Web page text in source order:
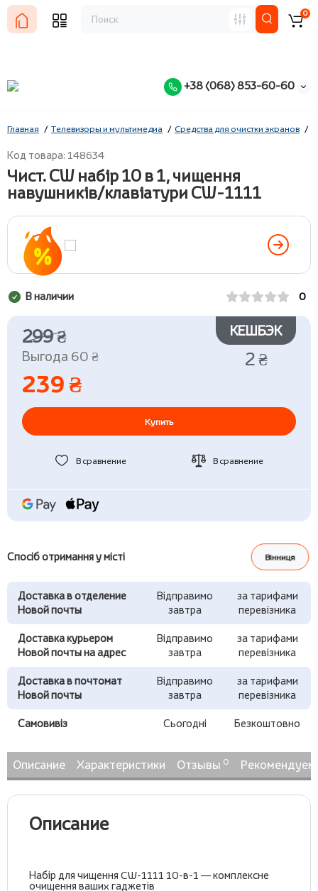
+38 (068) 853-60-60
0
Главная Телевизоры и мультимедиа Средства для очистки экранов
Код товара: 148634
Чист. CW набір 10 в 1, чищення
навушників/клавіатури CW-1111
В наличии 0
299 ₴
Выгода 60 ₴
239 ₴
КЕШБЭК
2 ₴
Купить
В сравнение В сравнение
Спосіб отримання у місті Вінниця
Доставка в отделение
Новой почты
Відправимо
завтра
за тарифами
перевізника
Доставка курьером
Новой почты на адрес
Відправимо
завтра
за тарифами
перевізника
Доставка в почтомат
Новой почты
Відправимо
завтра
за тарифами
перевізника
Самовивіз Сьогодні Безкоштовно
Описание Характеристики Отзывы 0
Описание
Набір для чищення CW-1111 10-в-1 — комплексне
очищення ваших гаджетів